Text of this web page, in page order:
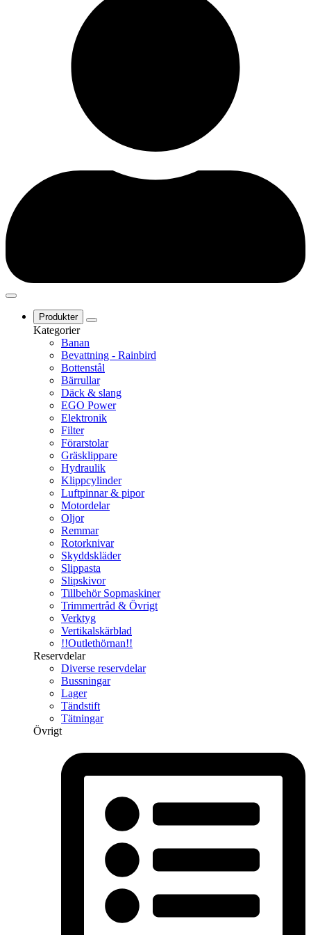
Produkter
Kategorier
Banan
Bevattning - Rainbird
Bottenstål
Bärrullar
Däck & slang
EGO Power
Elektronik
Filter
Förarstolar
Gräsklippare
Hydraulik
Klippcylinder
Luftpinnar & pipor
Motordelar
Oljor
Remmar
Rotorknivar
Skyddskläder
Slippasta
Slipskivor
Tillbehör Sopmaskiner
Trimmertråd & Övrigt
Verktyg
Vertikalskärblad
!!Outlethörnan!!
Reservdelar
Diverse reservdelar
Bussningar
Lager
Tändstift
Tätningar
Övrigt